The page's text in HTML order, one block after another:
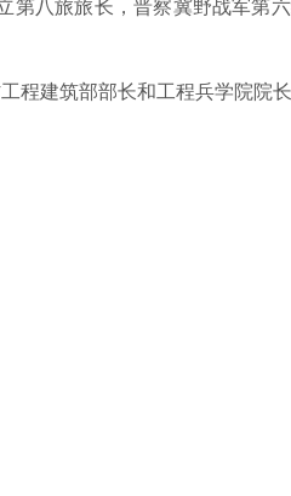
第八旅旅长，晋察冀野战军第
程建筑部部长和工程兵学院院